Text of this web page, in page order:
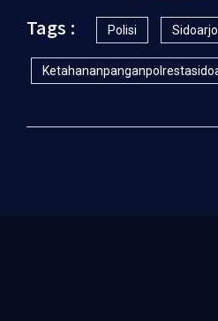
Tags :
Polisi Sidoarjo